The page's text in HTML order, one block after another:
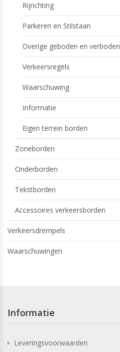
Rijrichting
Parkeren en Stilstaan
Overige geboden en verboden
Verkeersregels
Waarschuwing
Informatie
Eigen terrein borden
Zoneborden
Onderborden
Tekstborden
Accessoires verkeersborden
Verkeersdrempels
Waarschuwingen
Informatie
Leveringsvoorwaarden